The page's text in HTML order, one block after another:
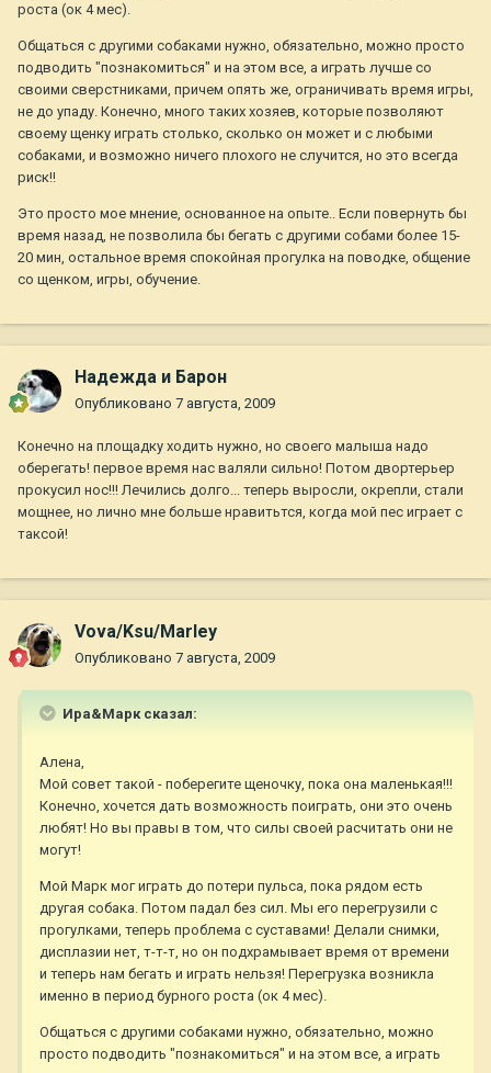
роста (ок 4 мес).
Общаться с другими собаками нужно, обязательно, можно просто
подводить "познакомиться" и на этом все, а играть лучше со
своими сверстниками, причем опять же, ограничивать время игры,
не до упаду. Конечно, много таких хозяев, которые позволяют
своему щенку играть столько, сколько он может и с любыми
собаками, и возможно ничего плохого не случится, но это всегда
риск!!
Это просто мое мнение, основанное на опыте.. Если повернуть бы
время назад, не позволила бы бегать с другими собами более 15-
20 мин, остальное время спокойная прогулка на поводке, общение
со щенком, игры, обучение.
Надежда и Барон
Опубликовано 7 августа, 2009
Конечно на площадку ходить нужно, но своего малыша надо
оберегать! первое время нас валяли сильно! Потом двортерьер
прокусил нос!!! Лечились долго... теперь выросли, окрепли, стали
мощнее, но лично мне больше нравитьтся, когда мой пес играет с
таксой!
Vova/Ksu/Marley
Опубликовано 7 августа, 2009
Ира&Марк сказал:
Алена,
Мой совет такой - поберегите щеночку, пока она маленькая!!!
Конечно, хочется дать возможность поиграть, они это очень
любят! Но вы правы в том, что силы своей расчитать они не
могут!
Мой Марк мог играть до потери пульса, пока рядом есть
другая собака. Потом падал без сил. Мы его перегрузили с
прогулками, теперь проблема с суставами! Делали снимки,
дисплазии нет, т-т-т, но он подхрамывает время от времени
и теперь нам бегать и играть нельзя! Перегрузка возникла
именно в период бурного роста (ок 4 мес).
Общаться с другими собаками нужно, обязательно, можно
просто подводить "познакомиться" и на этом все, а играть